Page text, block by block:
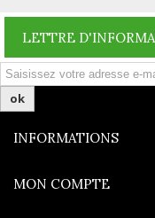
LETTRE
ok
INFORMATIONS
MON COMPTE